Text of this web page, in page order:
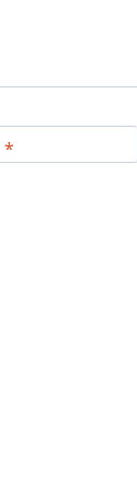
*